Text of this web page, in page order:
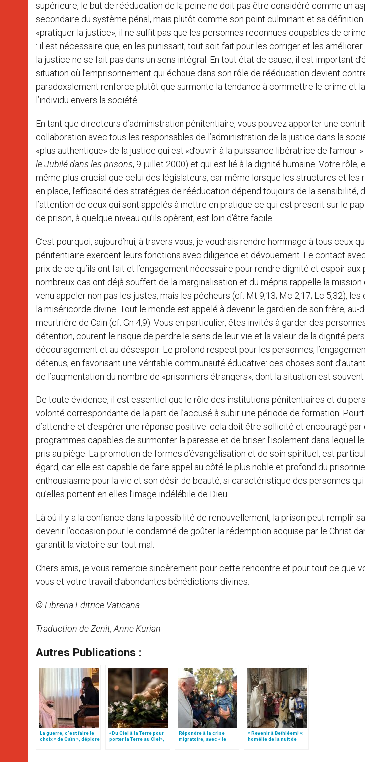
supérieure, le but de rééducation de la peine ne doit pas être considéré comme un
secondaire du système pénal, mais plutôt comme son point culminant et sa
«pratiquer la justice», il ne suffit pas que les personnes reconnues coupables de
: il est nécessaire que, en les punissant, tout soit fait pour les corriger et les améliorer.
la justice ne se fait pas dans un sens intégral. En tout état de cause, il est important
situation où l’emprisonnement qui échoue dans son rôle de rééducation devient
paradoxalement renforce plutôt que surmonte la tendance à commettre le crime et
l’individu envers la société.
En tant que directeurs d’administration pénitentiaire, vous pouvez apporter une
collaboration avec tous les responsables de l’administration de la justice dans la
«plus authentique» de la justice qui est «d’ouvrir à la puissance libératrice de l’amour »
le Jubilé dans les prisons, 9 juillet 2000) et qui est lié à la dignité humaine. Votre rôle,
même plus crucial que celui des législateurs, car même lorsque les structures et les
en place, l’efficacité des stratégies de rééducation dépend toujours de la sensibilité,
l’attention de ceux qui sont appelés à mettre en pratique ce qui est prescrit sur le
de prison, à quelque niveau qu’ils opèrent, est loin d’être facile.
C’est pourquoi, aujourd’hui, à travers vous, je voudrais rendre hommage à tous ceux
pénitentiaire exercent leurs fonctions avec diligence et dévouement. Le contact
prix de ce qu’ils ont fait et l’engagement nécessaire pour rendre dignité et espoir aux
nombreux cas ont déjà souffert de la marginalisation et du mépris rappelle la mission
venu appeler non pas les justes, mais les pécheurs (cf. Mt 9,13; Mc 2,17; Lc 5,32),
la miséricorde divine. Tout le monde est appelé à devenir le gardien de son frère, au-
meurtrière de Caïn (cf. Gn 4,9). Vous en particulier, êtes invités à garder des
détention, courent le risque de perdre le sens de leur vie et la valeur de la dignité
découragement et au désespoir. Le profond respect pour les personnes,
détenus, en favorisant une véritable communauté éducative: ces choses sont
de l’augmentation du nombre de «prisonniers étrangers», dont la situation est
De toute évidence, il est essentiel que le rôle des institutions pénitentiaires et du
volonté correspondante de la part de l’accusé à subir une période de formation.
d’attendre et d’espérer une réponse positive: cela doit être sollicité et encouragé
programmes capables de surmonter la paresse et de briser l’isolement dans lequel
pris au piège. La promotion de formes d’évangélisation et de soin spirituel, est
égard, car elle est capable de faire appel au côté le plus noble et profond du
enthousiasme pour la vie et son désir de beauté, si caractéristique des personnes
qu’elles portent en elles l’image indélébile de Dieu.
Là où il y a la confiance dans la possibilité de renouvellement, la prison peut remplir
devenir l’occasion pour le condamné de goûter la rédemption acquise par le Christ
garantit la victoire sur tout mal.
Chers amis, je vous remercie sincèrement pour cette rencontre et pour tout ce que
vous et votre travail d’abondantes bénédictions divines.
© Libreria Editrice Vaticana
Traduction de Zenit, Anne Kurian
Autres Publications :
La guerre, c’est faire le
choix « de Caïn », déplore
«Du Ciel à la Terre pour
porter la Terre au Ciel»,
Répondre à la crise
migratoire, avec « le
« Revenir à Bethléem! »:
homélie de la nuit de
Noël (texte complet)